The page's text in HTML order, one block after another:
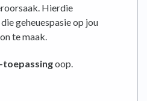
Hierdie
geheuespasie op jou
te maak.
toepassingoop.